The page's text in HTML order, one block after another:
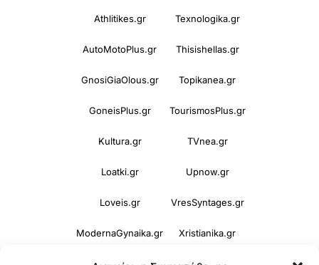
Athlitikes.gr Texnologika.gr
AutoMotoPlus.gr Thisishellas.gr
GnosiGiaOlous.gr Topikanea.gr
GoneisPlus.gr TourismosPlus.gr
Kultura.gr TVnea.gr
Loatki.gr Upnow.gr
Loveis.gr VresSyntages.gr
ModernaGynaika.gr Xristianika.gr